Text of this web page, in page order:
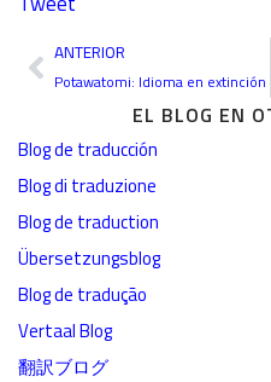
EL BLOG EN
Blog de traducción
Blog di traduzione
Blog de traduction
Übersetzungsblog
Blog de tradução
Vertaal Blog
翻訳ブログ
AntANTERIOR
Potawatomi: Idioma en extinción